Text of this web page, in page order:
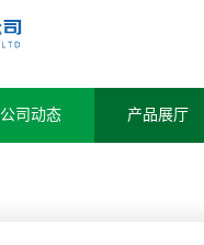
公司动态 产品展厅